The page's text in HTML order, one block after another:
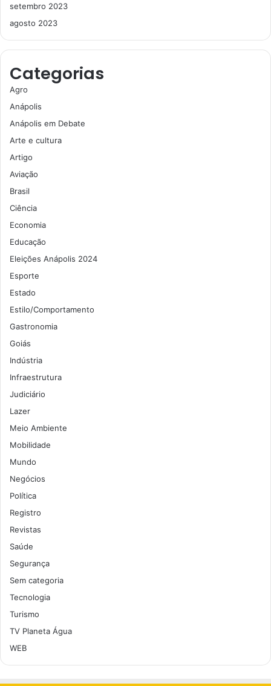
setembro 2023
agosto 2023
Categorias
Agro
Anápolis
Anápolis em Debate
Arte e cultura
Artigo
Aviação
Brasil
Ciência
Economia
Educação
Eleições Anápolis 2024
Esporte
Estado
Estilo/Comportamento
Gastronomia
Goiás
Indústria
Infraestrutura
Judiciário
Lazer
Meio Ambiente
Mobilidade
Mundo
Negócios
Política
Registro
Revistas
Saúde
Segurança
Sem categoria
Tecnologia
Turismo
TV Planeta Água
WEB